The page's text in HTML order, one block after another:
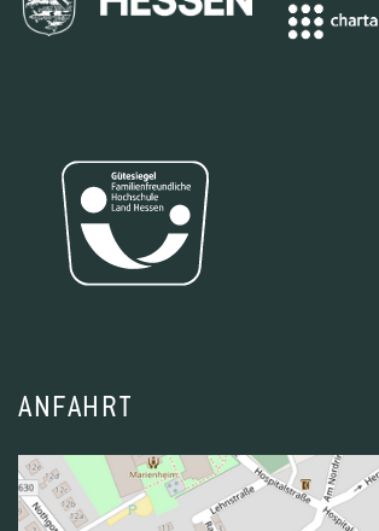
ANFAHRT